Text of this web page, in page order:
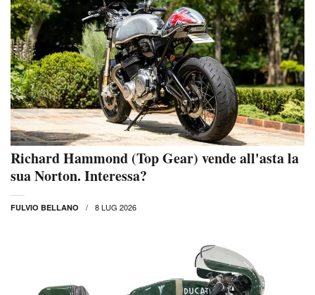
Richard Hammond (Top Gear) vende all'asta la
sua Norton. Interessa?
FULVIO BELLANO 8 LUG 2026